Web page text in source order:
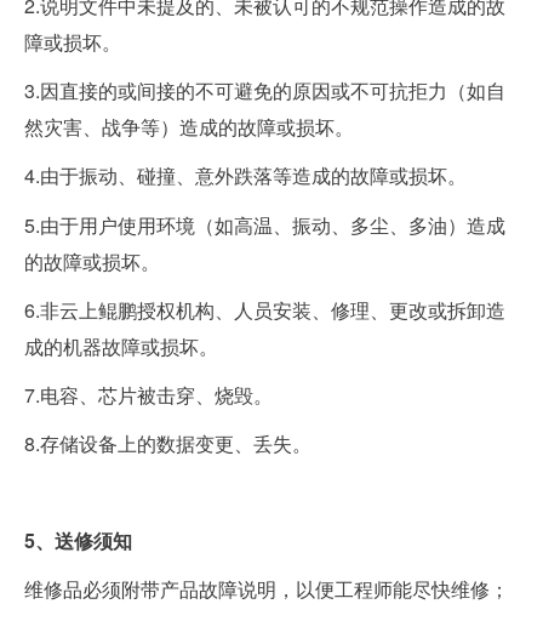
2.说明文件中未提及的、未被认可的不规范操作造成的故
障或损坏。
3.因直接的或间接的不可避免的原因或不可抗拒力（如自
然灾害、战争等）造成的故障或损坏。
4.由于振动、碰撞、意外跌落等造成的故障或损坏。
5.由于用户使用环境（如高温、振动、多尘、多油）造成
的故障或损坏。
6.非云上鲲鹏授权机构、人员安装、修理、更改或拆卸造
成的机器故障或损坏。
7.电容、芯片被击穿、烧毁。
8.存储设备上的数据变更、丢失。
5、送修须知
维修品必须附带产品故障说明，以便工程师能尽快维修；